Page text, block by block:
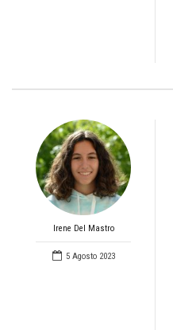
Irene Del Mastro
5 Agosto 2023